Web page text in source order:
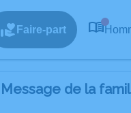
Faire-part
Message de la